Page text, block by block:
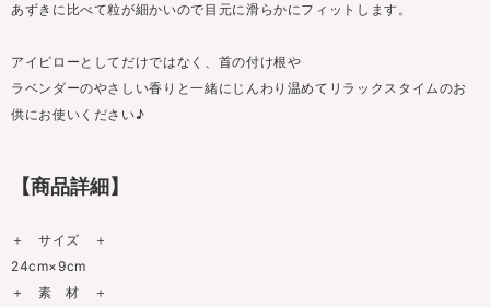
あずきに比べて粒が細かいので目元に滑らかにフィットします。
アイピローとしてだけではなく、首の付け根や
ラベンダーのやさしい香りと一緒にじんわり温めてリラックスタイムのお
供にお使いください♪
【商品詳細】
＋ サイズ ＋
24cm×9cm
＋ 素 材 ＋